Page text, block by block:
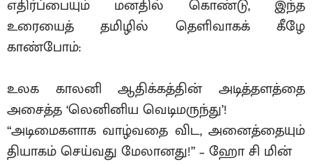
எதிர்ப்பையும் மனதில் கொண்டு, இந்த
உரையைத் தமிழில் தெளிவாகக் கீழே
காண்போம்:
உலக காலனி ஆதிக்கத்தின் அடித்தளத்தை
அசைத்த ‘லெனினிய வெடிமருந்து’!
“அடிமைகளாக வாழ்வதை விட, அனைத்தையும்
தியாகம் செய்வது மேலானது!” – ஹோ சி மின்